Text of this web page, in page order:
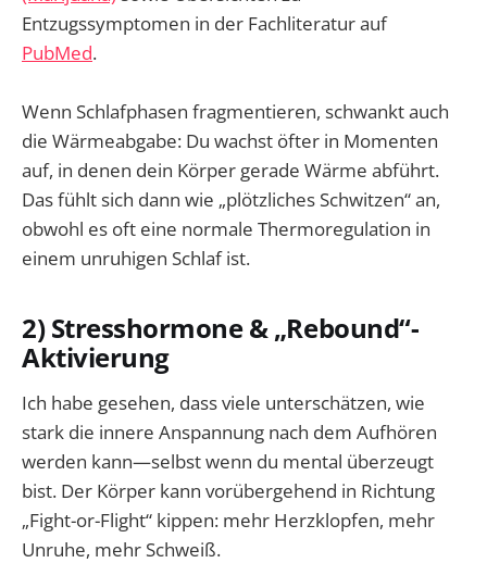
Entzugssymptomen in der Fachliteratur auf
PubMed.
Wenn Schlafphasen fragmentieren, schwankt auch
die Wärmeabgabe: Du wachst öfter in Momenten
auf, in denen dein Körper gerade Wärme abführt.
Das fühlt sich dann wie „plötzliches Schwitzen“ an,
obwohl es oft eine normale Thermoregulation in
einem unruhigen Schlaf ist.
2) Stresshormone & „Rebound“-
Aktivierung
Ich habe gesehen, dass viele unterschätzen, wie
stark die innere Anspannung nach dem Aufhören
werden kann—selbst wenn du mental überzeugt
bist. Der Körper kann vorübergehend in Richtung
„Fight-or-Flight“ kippen: mehr Herzklopfen, mehr
Unruhe, mehr Schweiß.